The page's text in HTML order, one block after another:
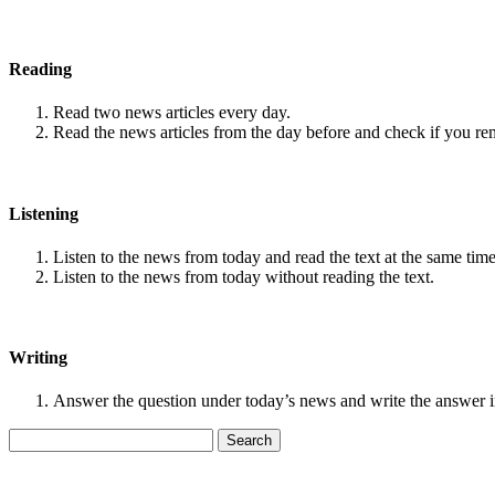
Reading
Read two news articles every day.
Read the news articles from the day before and check if you
Listening
Listen to the news from today and read the text at the same
Listen to the news from today without reading the text.
Writing
Answer the question under today’s news and write the answer
for: